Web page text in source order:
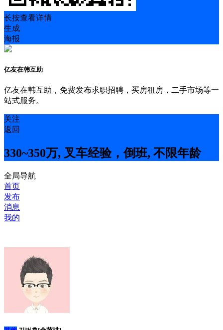
长按查看详情
生成
海报
亿友在韩互助
亿友在韩互助，免费发布求职招聘，买房租房，二手市场等一
站式服务。
关注
返回
330~350万, 叉车经验，倒班, 不限年龄
全局导航
首页
发布
消息
我的